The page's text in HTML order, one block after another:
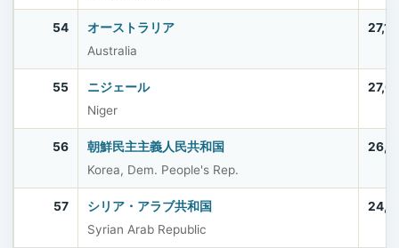
54
オーストラリア
Australia
55
ニジェール
Niger
56
朝鮮民主主義人民共和国
Korea, Dem. People's Rep.
57
シリア・アラブ共和国
Syrian Arab Republic